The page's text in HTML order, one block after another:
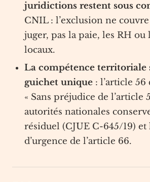
juridictions restent sous
CNIL : l’exclusion ne couvre
juger, pas la paie, les RH ou
locaux.
La compétence territoriale
guichet unique : l’article
« Sans préjudice de l’article
autorités nationales
résiduel (CJUE C-645/19)
d’urgence de l’article 66.